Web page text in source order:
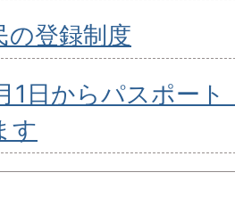
の登録制度
1日からパスポート
す